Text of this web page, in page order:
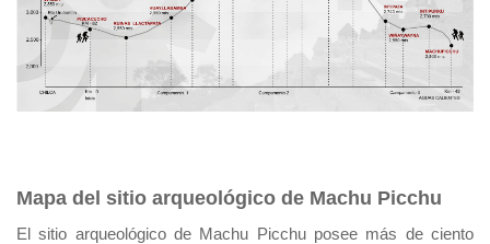
Mapa del sitio arqueológico de Machu Picchu
El sitio arqueológico de Machu Picchu posee más de ciento